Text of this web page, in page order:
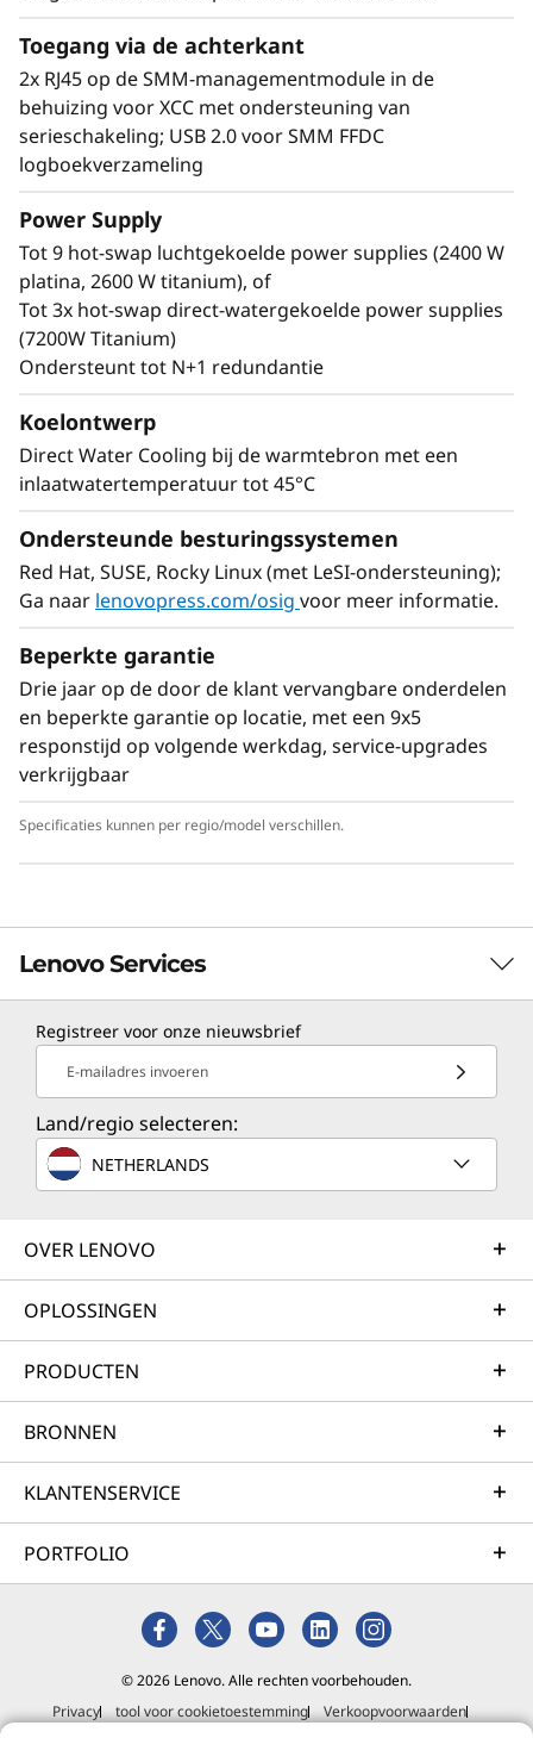
hardware, software en firmware tussen een
verscheidenheid aan Lenovo en componenten
van derden te garanderen.
Met Lenovo Intelligent Computing
Orchestration (LiCO) kunt u meerdere
gebruikers ondersteunen en schalen binnen
een enkele clusteromgeving. Met LiCO kunt u
één cluster gebruiken voor verschillende
workloadvereisten.
Toegang via de achterkant
2x RJ45 op de SMM-managementmodule in de
behuizing voor XCC met ondersteuning van
serieschakeling; USB 2.0 voor SMM FFDC
logboekverzameling
Power Supply
Tot 9 hot-swap luchtgekoelde power supplies (2400 W
platina, 2600 W titanium), of
Tot 3x hot-swap direct-watergekoelde power supplies
(7200W Titanium)
Ondersteunt tot N+1 redundantie
Koelontwerp
Direct Water Cooling bij de warmtebron met een
inlaatwatertemperatuur tot 45°C
Ondersteunde besturingssystemen
Red Hat, SUSE, Rocky Linux (met LeSI-ondersteuning);
Ga naar lenovopress.com/osig voor meer informatie.
Beperkte garantie
Drie jaar op de door de klant vervangbare onderdelen
en beperkte garantie op locatie, met een 9x5
responstijd op volgende werkdag, service-upgrades
verkrijgbaar
Specificaties kunnen per regio/model verschillen.
Lenovo Services
TruScale Infrastructure Services
Lenovo TruScale is een as-a-service, cloudachtige
ervaring met beveiliging en beheer op locatie. Het
systeem is gemakkelijk te schalen en biedt alle kracht
en strategische voordelen van de nieuwste
go bedrijfsmodel.
Ontdek meer
Professional Services
naar uw gewenste bestemming te brengen, door end-
to-end architectuur, hardware-installatie,
gegevensmigratie en systeemimplementatie te
beheren. Deze aanpak versnelt uw tijd tot
productiviteit en maximaliseert uw ROI.
Managed Services
Lenovo Managed Services zorgen voor gemoedsrust
Registreer voor onze nieuwsbrief
E-mailadres invoeren
Land/regio selecteren:
NETHERLANDS
OVER LENOVO
OPLOSSINGEN
PRODUCTEN
BRONNEN
KLANTENSERVICE
PORTFOLIO
© 2026 Lenovo. Alle rechten voorbehouden.
Privacy
tool voor cookietoestemming
Verkoopvoorwaarden